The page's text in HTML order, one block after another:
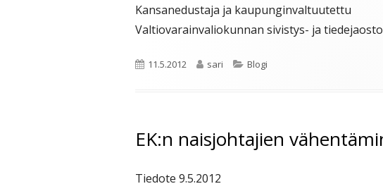
Kansanedustaja ja kaupunginvaltuutettu
Valtiovarainvaliokunnan sivistys- ja
Julkaistu
11.5.2012 Kirjoittaja
sari Kategoriat
Blogi
EK:n naisjohtajien
Tiedote 9.5.2012